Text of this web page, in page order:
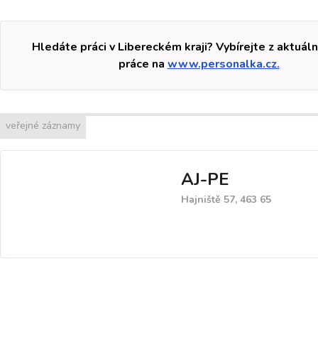
Hledáte práci v Libereckém kraji? Vybírejte z
práce na www.personalka.cz.
veřejné záznamy
AJ-PE
Hajniště 57, 463 65